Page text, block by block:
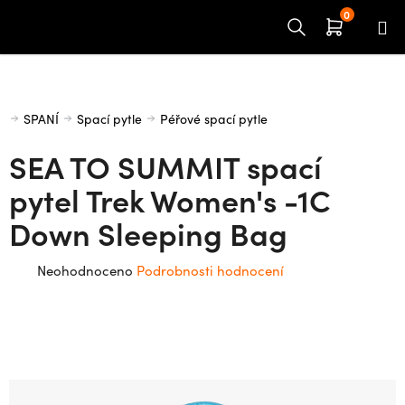
Domů
SPANÍ Spací pytle Péřové spací pytle
SEA TO SUMMIT spací
pytel Trek Women's -1C
Down Sleeping Bag
Průměrné
Neohodnoceno Podrobnosti hodnocení